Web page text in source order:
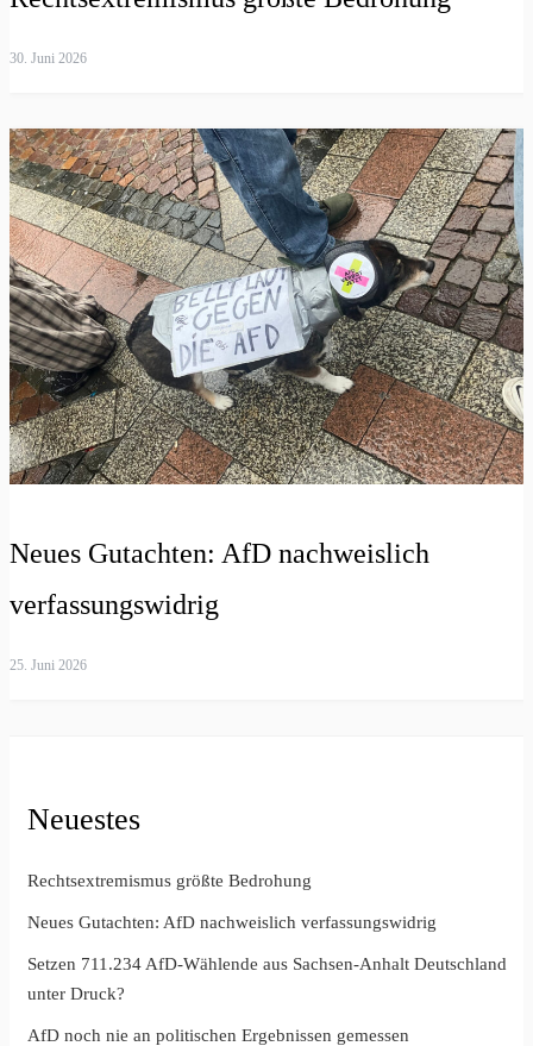
30. Juni 2026
Neues Gutachten: AfD nachweislich
verfassungswidrig
25. Juni 2026
Neuestes
Rechtsextremismus größte Bedrohung
Neues Gutachten: AfD nachweislich verfassungswidrig
Setzen 711.234 AfD-Wählende aus Sachsen-Anhalt Deutschland
unter Druck?
AfD noch nie an politischen Ergebnissen gemessen